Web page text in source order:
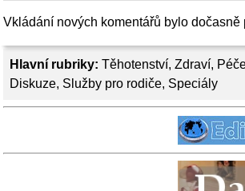
Hlavní rubriky: Těhotenství, Zdraví,
Diskuze, Služby pro rodiče, Speciály
Vkládání nových komentářů bylo dočasně